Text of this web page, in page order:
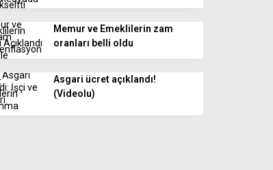
Memur ve Emeklilerin zam
oranları belli oldu
Asgari ücret açıklandı!
(Videolu)